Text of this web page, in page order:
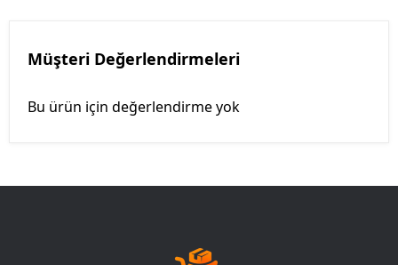
Müşteri Değerlendirmeleri
Bu ürün için değerlendirme yok